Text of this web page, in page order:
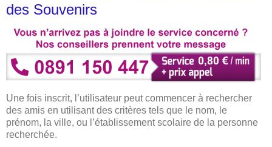
des Souvenirs
Une fois inscrit, l’utilisateur peut commencer à rechercher
des amis en utilisant des critères tels que le nom, le
prénom, la ville, ou l’établissement scolaire de la personne
recherchée.